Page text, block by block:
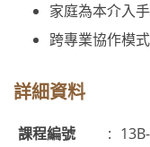
家庭為本介入
跨專業協作模式
詳細資料
課程編號 :